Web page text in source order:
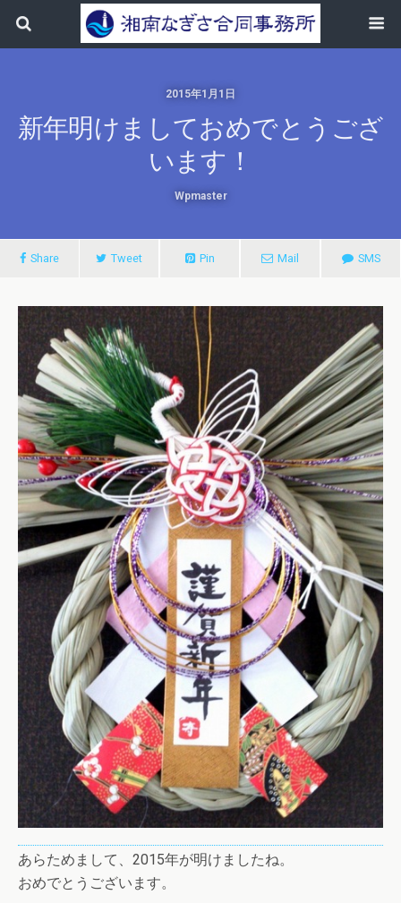
2015年1月1日
新年明けましておめでとうござ
います！
Wpmaster
Share Tweet Pin Mail SMS
あらためまして、2015年が明けましたね。
おめでとうございます。